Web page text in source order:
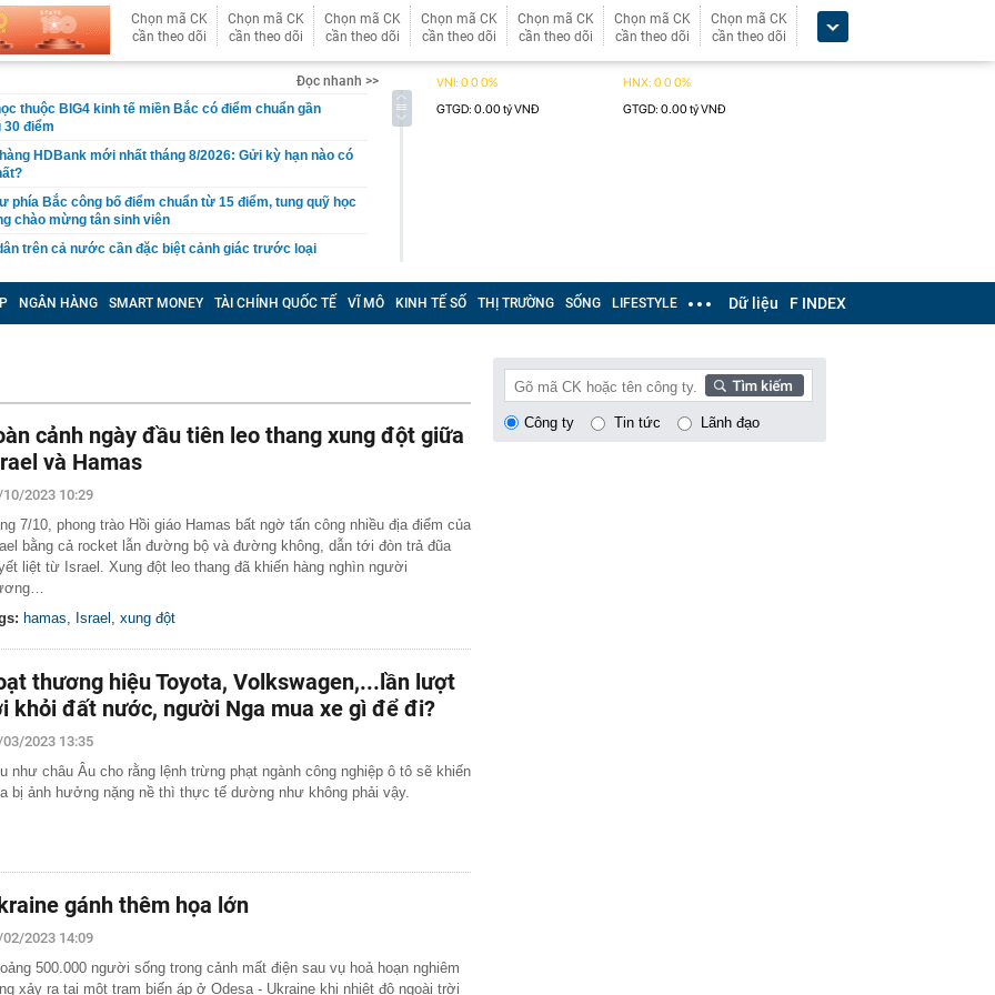
Chọn mã CK
cần theo dõi
Chọn mã CK
cần theo dõi
Chọn mã CK
cần theo dõi
Chọn mã CK
cần theo dõi
Chọn mã CK
cần theo dõi
Chọn mã CK
cần theo dõi
Chọn mã CK
cần theo dõi
Đọc nhanh >>
thuộc BIG4 kinh tế miền Bắc có điểm chuẩn gần
điểm
HDBank mới nhất tháng 8/2026: Gửi kỳ hạn nào có
phía Bắc công bố điểm chuẩn từ 15 điểm, tung quỹ học
chào mừng tân sinh viên
trên cả nước cần đặc biệt cảnh giác trước loại
508 chủ phương tiện vi phạm có biển số sau nhanh
nguội theo Nghị định 168
Ngọc lên tiếng giữa đêm
giảm giá 80 triệu đồng tại đại lý, rẻ hơn Kia Morning
học Thương mại 2026 cao nhất 26,5
phủ chỉ rõ nguyên nhân giá vàng Việt Nam cao hơn
phơi bày điểm yếu chí mạng trong kho tên lửa của Mỹ
khởi tố hình sự cai thầu Hoàng Kim Trường SN 1986
cho vay học sinh, sinh viên nghèo lên gấp đôi
chuyển cơ quan điều tra xử lý 4 mỏ khai thác
Hải My visual sáng bừng, vợ Xuân Son đặt tay lên
viện 53 tuổi nhưng trẻ như mới 35 tiết lộ bí quyết chống
càng sớm, hiệu quả càng cao
những ai có iPhone thường xuyên báo đầy bộ nhớ
tiền giúp nhiều gia đình thu nhập không quá cao vẫn
mượn cuối tháng
Nam Á khởi đóng tàu ngầm Scorpene tối tân
miễn nhiệm chức vụ Ủy viên UBND thành phố với 11
NGÂN HÀNG SMART MONEY TÀI CHÍNH QUỐC TẾ VĨ MÔ KINH TẾ SỐ THỊ TRƯỜNG SỐNG LIFESTYLE Dữ liệu F INDEX
cảnh ngày đầu tiên leo thang xung đột giữa
và Hamas
2023 10:29
7/10, phong trào Hồi giáo Hamas bất ngờ tấn công nhiều địa điểm của
bằng cả rocket lẫn đường bộ và đường không, dẫn tới đòn trả đũa
liệt từ Israel. Xung đột leo thang đã khiến hàng nghìn người
hamas, Israel , xung đột
thương hiệu Toyota, Volkswagen,...lần lượt
khỏi đất nước, người Nga mua xe gì để đi?
2023 13:35
như châu Âu cho rằng lệnh trừng phạt ngành công nghiệp ô tô sẽ khiến
bị ảnh hưởng nặng nề thì thực tế dường như không phải vậy.
gánh thêm họa lớn
2023 14:09
500.000 người sống trong cảnh mất điện sau vụ hoả hoạn nghiêm
xảy ra tại một trạm biến áp ở Odesa - Ukraine khi nhiệt độ ngoài trời
Công ty Tin tức Lãnh đạo